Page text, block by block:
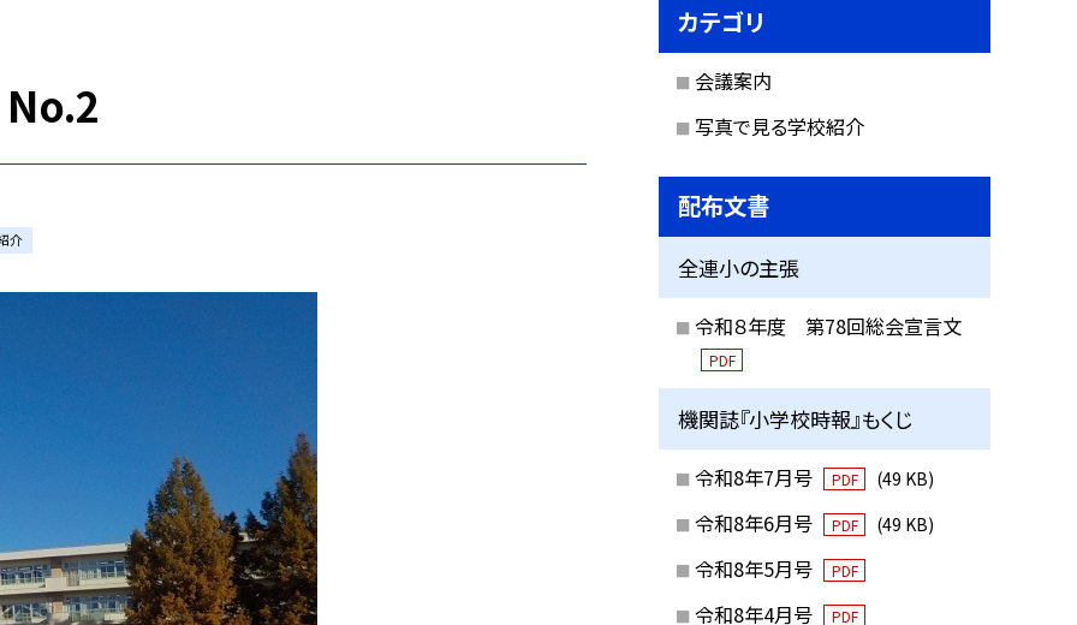
介
カテゴリ
会議案内
写真で見る学校紹介
配布文書
全連小の主張
令和８年度 第78回総会宣言文
PDF
機関誌『小学校時報』もくじ
令和8年7月号 PDF (49 KB)
令和8年6月号 PDF (49 KB)
令和8年5月号 PDF
令和8年4月号 PDF